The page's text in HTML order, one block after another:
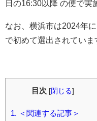
日の16:30以降 の便で実
なお、横浜市は2024年
で初めて選出されていま
目次 [閉じる]
1.
＜関連する記事＞